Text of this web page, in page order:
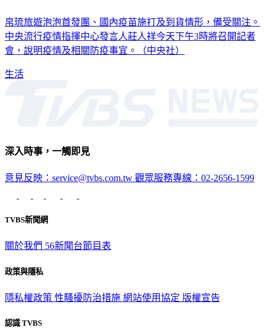
帛琉旅遊泡泡首發團、國內疫苗施打及到貨情形，備受關注。
中央流行疫情指揮中心發言人莊人祥今天下午3時將召開記者
會，說明疫情及相關防疫事宜。（中央社）
生活
深入時事，一觸即見
意見反映：service@tvbs.com.tw 觀眾服務專線：02-2656-1599
TVBS新聞網
關於我們 56新聞台節目表
政策與隱私
隱私權政策 性騷擾防治措施 網站使用協定 版權宣告
認識 TVBS